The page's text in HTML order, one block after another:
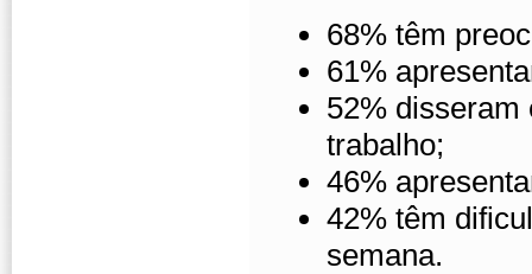
68% têm
61%
52% disseram
trabalho;
46%
42% têm
semana.